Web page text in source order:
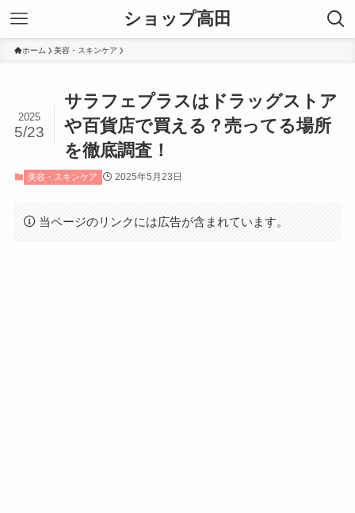
ショップ高田
ホーム 美容・スキンケア
サラフェプラスはドラッグストア
や百貨店で買える？売ってる場所
を徹底調査！
2025
5/23
美容・スキンケア 2025年5月23日
当ページのリンクには広告が含まれています。